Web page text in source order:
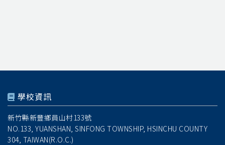
學校資訊
新竹縣新豐鄉員山村133號
NO.133, YUANSHAN, SINFONG TOWNSHIP, HSINCHU COUNTY
304, TAIWAN(R.O.C.)